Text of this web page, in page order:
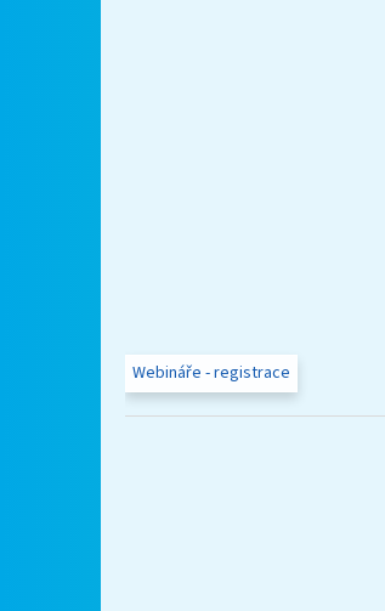
Webináře - registrace